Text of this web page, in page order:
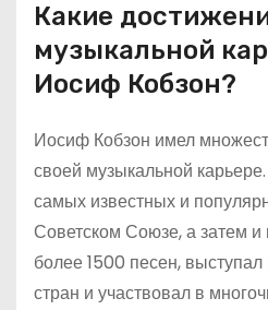
Какие
музыкальной
Иосиф Кобзон?
Иосиф Кобзон имел
своей музыкальной
самых известных и
Советском Союзе, а затем
более 1500 песен,
стран и участвовал в